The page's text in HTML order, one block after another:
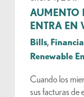
AUMENTO
ENTRA EN
Bills
Renewable
Cuando los
sus facturas de